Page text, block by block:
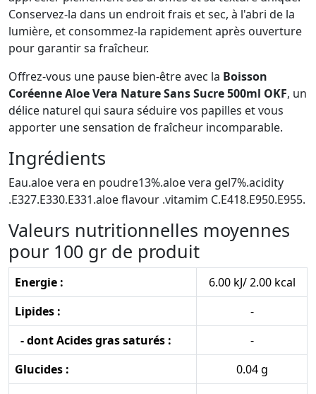
Conservez-la dans un endroit frais et sec, à l'abri de la
lumière, et consommez-la rapidement après ouverture
pour garantir sa fraîcheur.
Offrez-vous une pause bien-être avec la Boisson
Coréenne Aloe Vera Nature Sans Sucre 500ml OKF, un
délice naturel qui saura séduire vos papilles et vous
apporter une sensation de fraîcheur incomparable.
Ingrédients
Eau.aloe vera en poudre13%.aloe vera gel7%.acidity
.E327.E330.E331.aloe flavour .vitamim C.E418.E950.E955.
Valeurs nutritionnelles moyennes
pour 100 gr de produit
Energie :
6.00 kJ/ 2.00 kcal
Lipides :
-
- dont Acides gras saturés :
-
Glucides :
0.04 g